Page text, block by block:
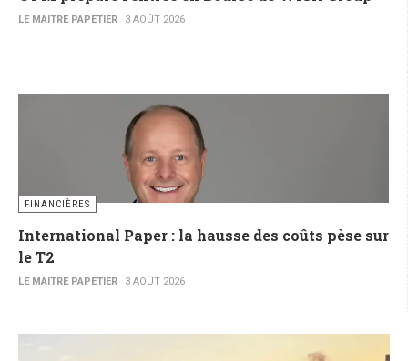
LE MAITRE PAPETIER 3 AOÛT 2026
FINANCIÈRES
International Paper : la hausse des coûts pèse sur
le T2
LE MAITRE PAPETIER 3 AOÛT 2026